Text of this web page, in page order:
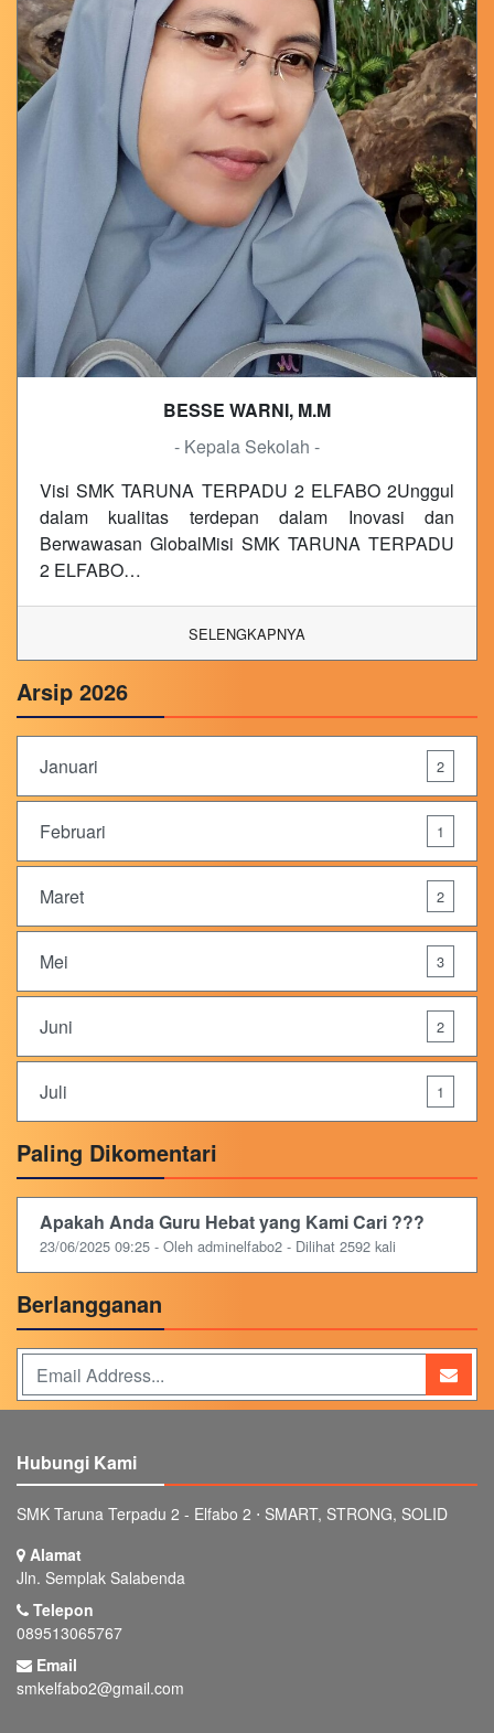
BESSE WARNI, M.M
- Kepala Sekolah -
Visi SMK TARUNA TERPADU 2 ELFABO 2Unggul
dalam kualitas terdepan dalam Inovasi dan
Berwawasan GlobalMisi SMK TARUNA TERPADU
2 ELFABO…
SELENGKAPNYA
Arsip 2026
Januari 2
Februari 1
Maret 2
Mei 3
Juni 2
Juli 1
Paling Dikomentari
Apakah Anda Guru Hebat yang Kami Cari ???
23/06/2025 09:25 - Oleh adminelfabo2 - Dilihat 2592 kali
Berlangganan
Hubungi Kami
SMK Taruna Terpadu 2 - Elfabo 2 ⋅ SMART, STRONG, SOLID
Alamat
Jln. Semplak Salabenda
Telepon
089513065767
Email
smkelfabo2@gmail.com